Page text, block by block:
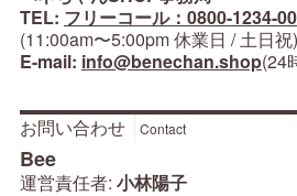
TEL: フリーコール：0800-1234-
(11:00am〜5:00pm 休業日 / 土日祝)
E-mail: info@benechan.shop(24
お問い合わせ Contact
Bee
運営責任者: 小林陽子